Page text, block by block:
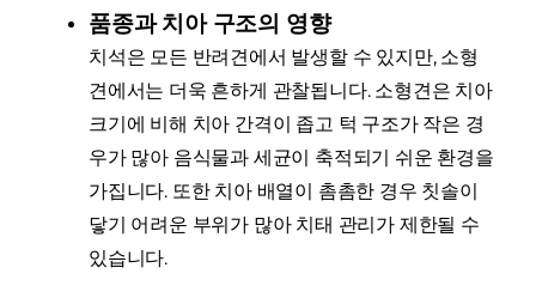
품종과 치아 구조의 영향
치석은 모든 반려견에서 발생할 수 있지만, 소형
견에서는 더욱 흔하게 관찰됩니다. 소형견은 치아
크기에 비해 치아 간격이 좁고 턱 구조가 작은 경
우가 많아 음식물과 세균이 축적되기 쉬운 환경을
가집니다. 또한 치아 배열이 촘촘한 경우 칫솔이
닿기 어려운 부위가 많아 치태 관리가 제한될 수
있습니다.